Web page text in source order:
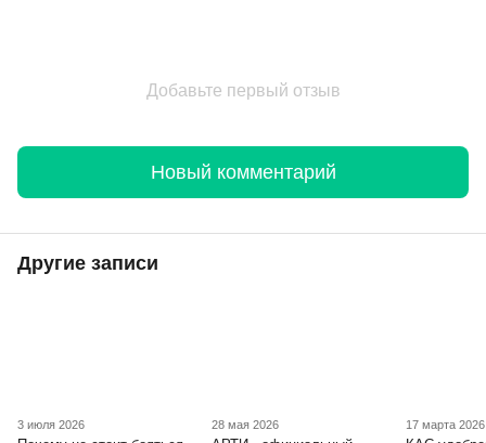
Добавьте первый отзыв
Новый комментарий
Другие записи
3 июля 2026 28 мая 2026 17 марта 2026